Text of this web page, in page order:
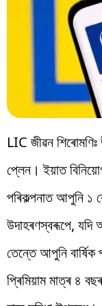
LIC জীৱন
প্লেন। ইয়াত
পৰিকল্পনাত আপুনি ১
উদাহৰণস্বৰূপে,
তেন্তে আপুনি বাৰ্ষিক
প্ৰিমিয়াম মাত্ৰ ৪